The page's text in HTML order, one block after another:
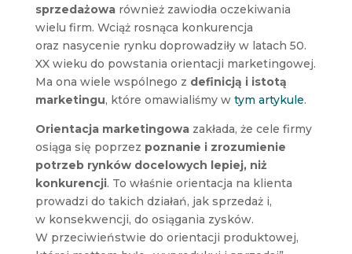
sprzedażowarównież zawiodła oczekiwania
wielu firm. Wciąż rosnąca konkurencja
oraz nasycenie rynku doprowadziły w latach 50.
XX wieku do powstania orientacji marketingowej.
Ma ona wiele wspólnego z definicją i istotą
marketingu, które omawialiśmy w tym artykule.
Orientacja marketingowazakłada, że cele firmy
osiąga się poprzez poznanie i zrozumienie
potrzeb rynków docelowych lepiej, niż
konkurencji. To właśnie orientacja na klienta
prowadzi do takich działań, jak sprzedaż i,
w konsekwencji, do osiągania zysków.
W przeciwieństwie do orientacji produktowej,